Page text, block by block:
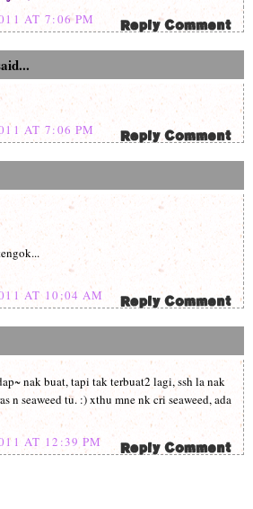
AT 7:06 PM
AT 7:06 PM
AT 10:04 AM
nak buat, tapi tak terbuat2 lagi, ssh la nak
n seaweed tu. :) xthu mne nk cri seaweed, ada
AT 12:39 PM